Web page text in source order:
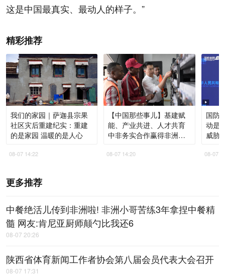
这是中国最真实、最动人的样子。”
精彩推荐
我们的家园｜萨迦县宗果
社区灾后重建纪实：重建
的是家园 温暖的是人心
08-07 14:22
【中国那些事儿】基建赋
能、产业共进、人才共育
中非务实合作赢得非洲青
08-07 14:20
国防
动是
威胁
08-07
更多推荐
中餐绝活儿传到非洲啦! 非洲小哥苦练3年拿捏中餐精
髓 网友:肯尼亚厨师颠勺比我还6
08-07 20:26
陕西省体育新闻工作者协会第八届会员代表大会召开
08-07 17:31